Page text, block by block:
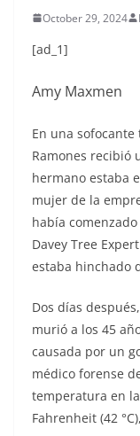
October 29, 2024
[ad_1]
Amy Maxmen
En una
Ramones recibió
hermano estaba
mujer de la
había
Davey Tree
estaba hinchado
Dos días
murió a los 45
causada por un
médico forense
temperatura en
Fahrenheit (42